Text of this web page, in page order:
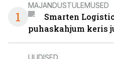
1
MAJANDUSTULEMUSED
Smarten
puhaskahjum keris
UUDISED